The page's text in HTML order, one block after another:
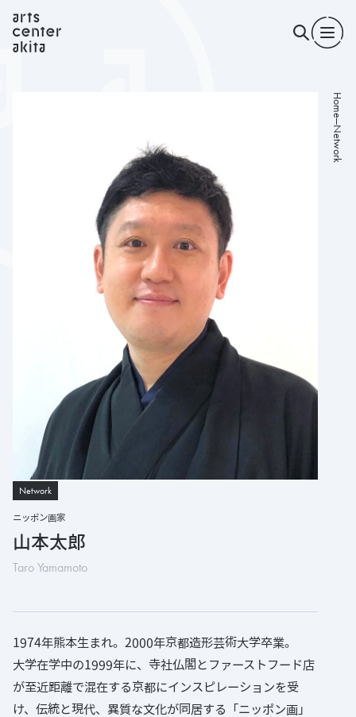
Home
Network
Network
ニッポン画家
山本太郎
Taro Yamamoto
1974年熊本生まれ。2000年京都造形芸術大学卒業。
大学在学中の1999年に、寺社仏閣とファーストフード店
が至近距離で混在する京都にインスピレーションを受
け、伝統と現代、異質な文化が同居する「ニッポン画」